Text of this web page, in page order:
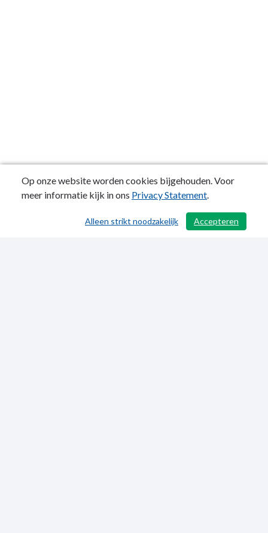
/ 371
Op onze website worden cookies bijgehouden. Voor
meer informatie kijk in ons Privacy Statement.
Accepteren
Alleen strikt noodzakelijk